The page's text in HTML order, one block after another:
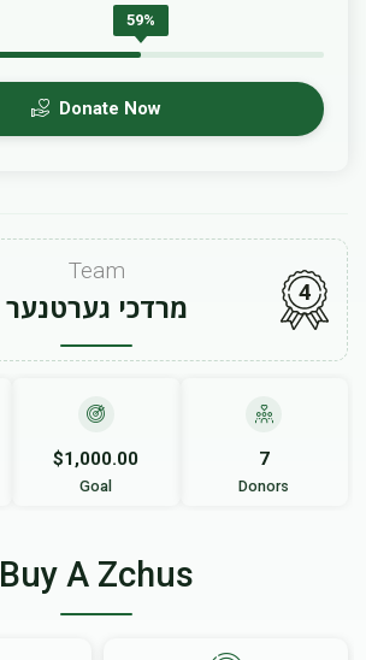
59%
Donate Now
Team
מרדכי גערטנער 4
$1,000.00
Goal
7
Donors
Buy A Zchus